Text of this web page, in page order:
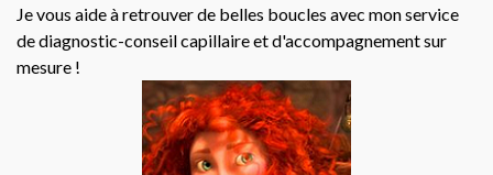
Je vous aide à retrouver de belles boucles avec mon service
de diagnostic-conseil capillaire et d'accompagnement sur
mesure !